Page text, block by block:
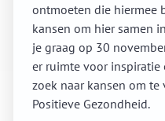
ontmoeten die hiermee
kansen om hier samen
je graag op 30
er ruimte voor inspiratie
zoek naar kansen om
Positieve Gezondheid.